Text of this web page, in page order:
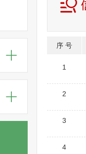
序 号
1
2
3
4